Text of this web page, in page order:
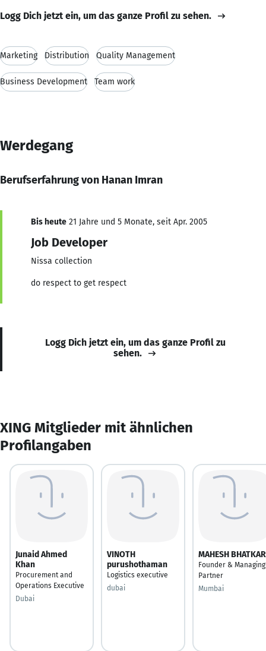
Logg Dich jetzt ein, um das ganze Profil zu sehen.
Marketing Distribution Quality Management
Business Development Team work
Werdegang
Berufserfahrung von Hanan Imran
Bis heute 21 Jahre und 5 Monate, seit Apr. 2005
Job Developer
Nissa collection
do respect to get respect
Logg Dich jetzt ein, um das ganze Profil zu
sehen.
XING Mitglieder mit ähnlichen
Profilangaben
Junaid Ahmed
Khan
Procurement and
Operations Executive
Dubai
VINOTH
purushothaman
Logistics executive
dubai
MAHESH BHATKAR
Founder & Managing
Partner
Mumbai